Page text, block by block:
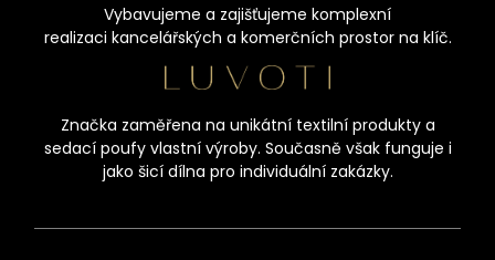
Vybavujeme a zajišťujeme komplexní
realizaci kancelářských a komerčních prostor na klíč.
Značka zaměřena na unikátní textilní produkty a
sedací poufy vlastní výroby. Současně však funguje i
jako šicí dílna pro individuální zakázky.